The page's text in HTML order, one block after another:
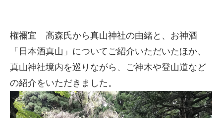
権禰宜 高森氏から真山神社の由緒と、お神酒
「日本酒真山」についてご紹介いただいたほか、
真山神社境内を巡りながら、ご神木や登山道など
の紹介をいただきました。